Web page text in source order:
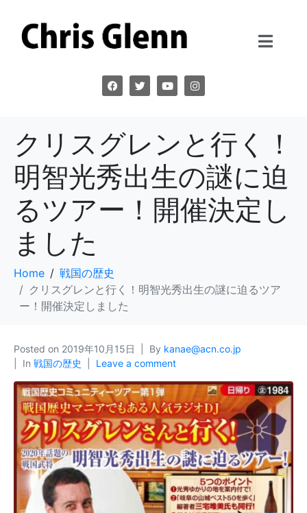
クリスグレンと行く！
明智光秀出生の謎に迫
るツアー！開催決定し
ました
Home
戦国の歴史
クリスグレンと行く！明智光秀出生の謎に迫るツア
ー！開催決定しました
Posted on 2019年10月15日 By kanae@acn.co.jp
In 戦国の歴史 Leave a comment